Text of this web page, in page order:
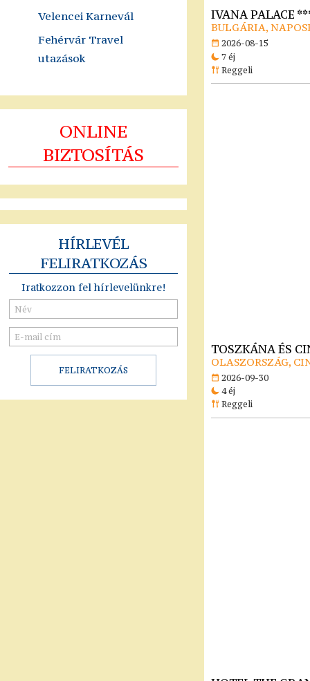
Velencei Karnevál
Fehérvár Travel
utazások
ONLINE
BIZTOSÍTÁS
HÍRLEVÉL
FELIRATKOZÁS
Iratkozzon fel hírlevelünkre!
IVANA PALACE
BULGÁRIA,
2026-08-15
7 éj
Reggeli
TOSZKÁNA ÉS
OLASZORSZÁG,
2026-09-30
4 éj
Reggeli